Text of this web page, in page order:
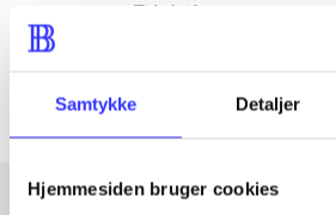
Samtykke Detaljer
Hjemmesiden bruger cookies
Tidsskrift
Artiklerne i